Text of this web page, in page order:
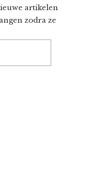
artikelen
zodra ze